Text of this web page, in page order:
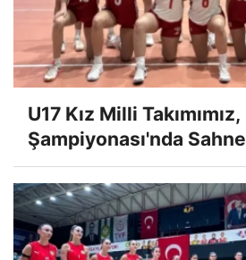
U17 Kız Milli
Şampiyonası'nda